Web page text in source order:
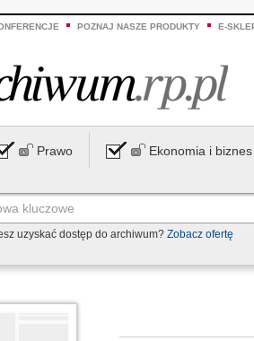
POZNAJ NASZE PRODUKTY E-
Prawo Ekonomia i biznes
uzyskać dostęp do archiwum? Zobacz ofertę